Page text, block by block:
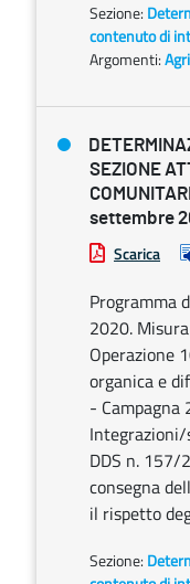
Sezione:
contenuto di
Argomenti:
SEZIONE
settembre
Scarica
Programma
2020.
Operazione
organica e
- Campagna
DDS n. 157/
consegna
il rispetto
Sezione: